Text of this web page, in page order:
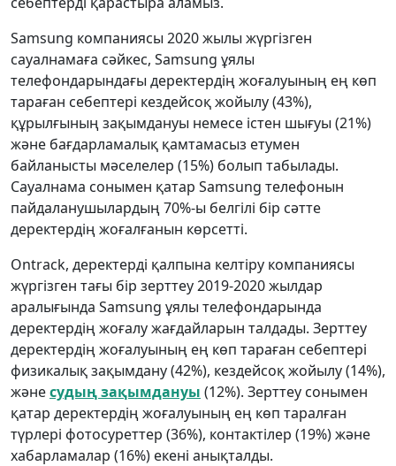
Samsung компаниясы 2020 жылы жүргізген
сауалнамаға сәйкес, Samsung ұялы
телефондарындағы деректердің жоғалуының ең көп
тараған себептері кездейсоқ жойылу (43%),
құрылғының зақымдануы немесе істен шығуы (21%)
және бағдарламалық қамтамасыз етумен
байланысты мәселелер (15%) болып табылады.
Сауалнама сонымен қатар Samsung телефонын
пайдаланушылардың 70%-ы белгілі бір сәтте
деректердің жоғалғанын көрсетті.
Ontrack, деректерді қалпына келтіру компаниясы
жүргізген тағы бір зерттеу 2019-2020 жылдар
аралығында Samsung ұялы телефондарында
деректердің жоғалу жағдайларын талдады. Зерттеу
деректердің жоғалуының ең көп тараған себептері
физикалық зақымдану (42%), кездейсоқ жойылу (14%),
жәнесудың зақымдануы (12%). Зерттеу сонымен
қатар деректердің жоғалуының ең көп таралған
түрлері фотосуреттер (36%), контактілер (19%) және
хабарламалар (16%) екені анықталды.